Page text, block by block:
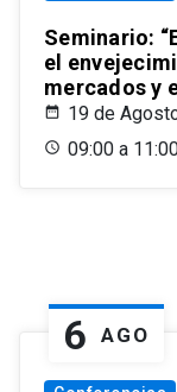
Seminario:
el
mercados y
19 de
09:00 a
6 AGO